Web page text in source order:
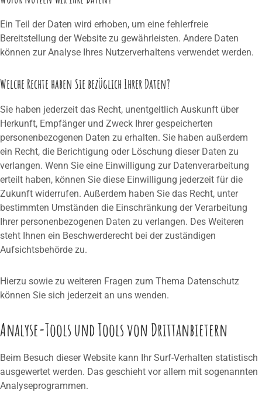
Ein Teil der Daten wird erhoben, um eine fehlerfreie
Bereitstellung der Website zu gewährleisten. Andere Daten
können zur Analyse Ihres Nutzerverhaltens verwendet werden.
Welche Rechte haben Sie bezüglich Ihrer Daten?
Sie haben jederzeit das Recht, unentgeltlich Auskunft über
Herkunft, Empfänger und Zweck Ihrer gespeicherten
personenbezogenen Daten zu erhalten. Sie haben außerdem
ein Recht, die Berichtigung oder Löschung dieser Daten zu
verlangen. Wenn Sie eine Einwilligung zur Datenverarbeitung
erteilt haben, können Sie diese Einwilligung jederzeit für die
Zukunft widerrufen. Außerdem haben Sie das Recht, unter
bestimmten Umständen die Einschränkung der Verarbeitung
Ihrer personenbezogenen Daten zu verlangen. Des Weiteren
steht Ihnen ein Beschwerderecht bei der zuständigen
Aufsichtsbehörde zu.
Hierzu sowie zu weiteren Fragen zum Thema Datenschutz
können Sie sich jederzeit an uns wenden.
Analyse-Tools und Tools von Dritt­anbietern
Beim Besuch dieser Website kann Ihr Surf-Verhalten statistisch
ausgewertet werden. Das geschieht vor allem mit sogenannten
Analyseprogrammen.